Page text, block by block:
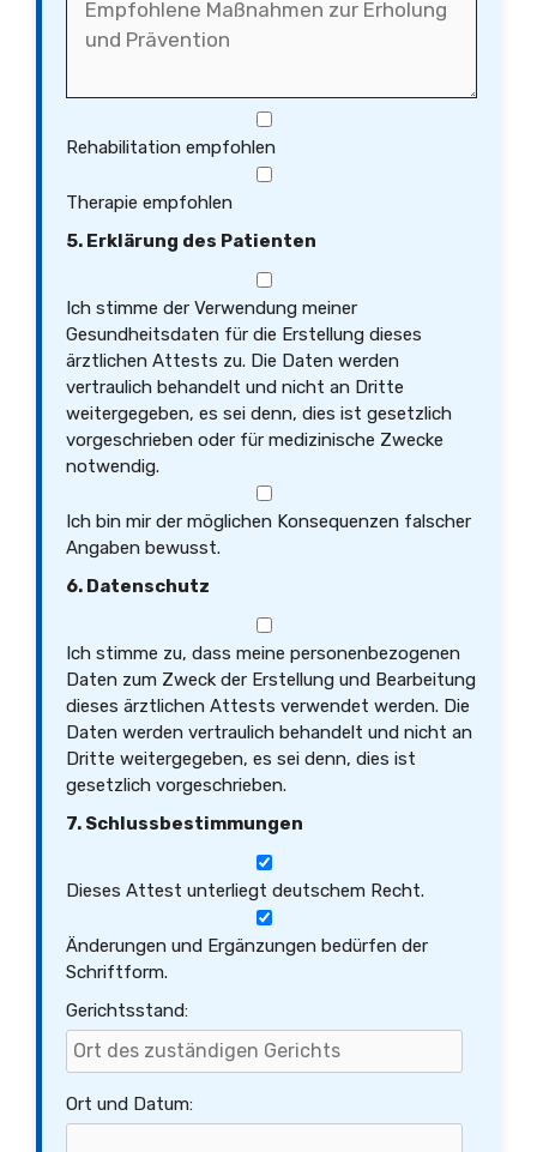
Rehabilitation empfohlen
Therapie empfohlen
5. Erklärung des Patienten
Ich stimme der Verwendung meiner
Gesundheitsdaten für die Erstellung dieses
ärztlichen Attests zu. Die Daten werden
vertraulich behandelt und nicht an Dritte
weitergegeben, es sei denn, dies ist gesetzlich
vorgeschrieben oder für medizinische Zwecke
notwendig.
Ich bin mir der möglichen Konsequenzen falscher
Angaben bewusst.
6. Datenschutz
Ich stimme zu, dass meine personenbezogenen
Daten zum Zweck der Erstellung und Bearbeitung
dieses ärztlichen Attests verwendet werden. Die
Daten werden vertraulich behandelt und nicht an
Dritte weitergegeben, es sei denn, dies ist
gesetzlich vorgeschrieben.
7. Schlussbestimmungen
Dieses Attest unterliegt deutschem Recht.
Änderungen und Ergänzungen bedürfen der
Schriftform.
Gerichtsstand:
Ort und Datum: